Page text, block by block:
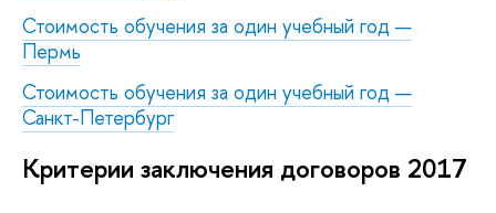
Стоимость обучения за один учебный год —
Пермь
Стоимость обучения за один учебный год —
Санкт-Петербург
Критерии заключения договоров 2017